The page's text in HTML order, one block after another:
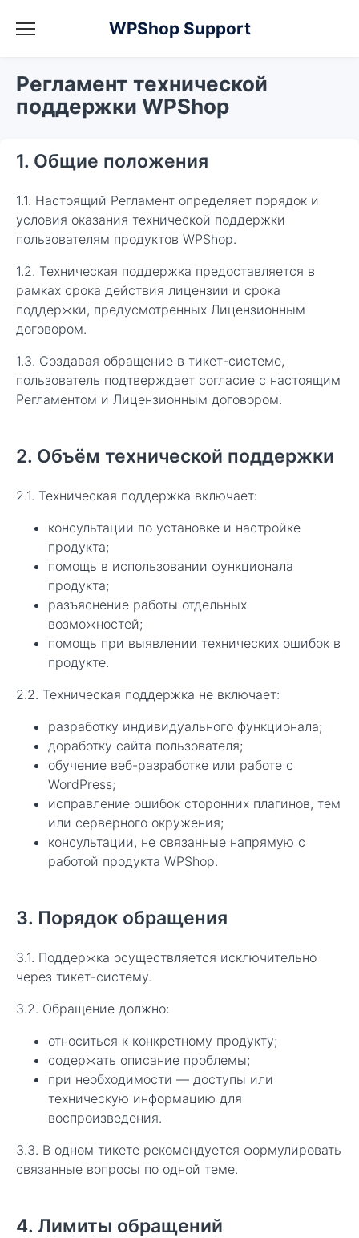
WPShop Support
Регламент технической
поддержки WPShop
1. Общие положения
1.1. Настоящий Регламент определяет порядок и
условия оказания технической поддержки
пользователям продуктов WPShop.
1.2. Техническая поддержка предоставляется в
рамках срока действия лицензии и срока
поддержки, предусмотренных Лицензионным
договором.
1.3. Создавая обращение в тикет-системе,
пользователь подтверждает согласие с настоящим
Регламентом и Лицензионным договором.
2. Объём технической поддержки
2.1. Техническая поддержка включает:
консультации по установке и настройке
продукта;
помощь в использовании функционала
продукта;
разъяснение работы отдельных
возможностей;
помощь при выявлении технических ошибок в
продукте.
2.2. Техническая поддержка не включает:
разработку индивидуального функционала;
доработку сайта пользователя;
обучение веб-разработке или работе с
WordPress;
исправление ошибок сторонних плагинов, тем
или серверного окружения;
консультации, не связанные напрямую с
работой продукта WPShop.
3. Порядок обращения
3.1. Поддержка осуществляется исключительно
через тикет-систему.
3.2. Обращение должно:
относиться к конкретному продукту;
содержать описание проблемы;
при необходимости — доступы или
техническую информацию для
воспроизведения.
3.3. В одном тикете рекомендуется формулировать
связанные вопросы по одной теме.
4. Лимиты обращений